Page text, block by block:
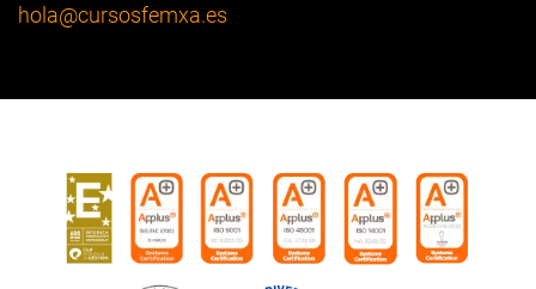
hola@cursosfemxa.es